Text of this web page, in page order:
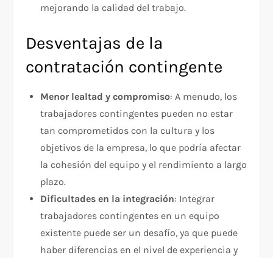
mejorando la calidad del trabajo.
Desventajas de la
contratación contingente
Menor lealtad y compromiso: A menudo, los
trabajadores contingentes pueden no estar
tan comprometidos con la cultura y los
objetivos de la empresa, lo que podría afectar
la cohesión del equipo y el rendimiento a largo
plazo.
Dificultades en la integración: Integrar
trabajadores contingentes en un equipo
existente puede ser un desafío, ya que puede
haber diferencias en el nivel de experiencia y